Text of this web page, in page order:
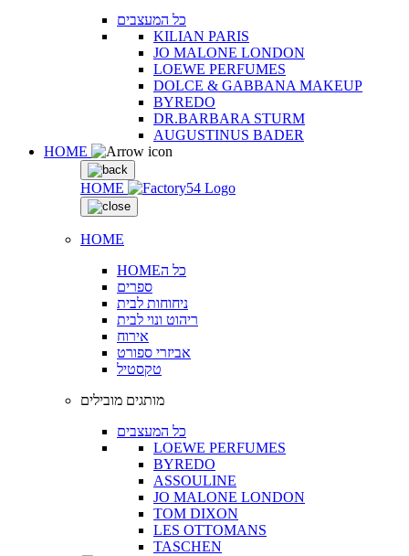
כל המעצבים
KILIAN PARIS
JO MALONE LONDON
LOEWE PERFUMES
DOLCE & GABBANA MAKEUP
BYREDO
DR.BARBARA STURM
AUGUSTINUS BADER
HOME
HOME
HOME
HOMEכל ה
ספרים
ניחוחות לבית
ריהוט ונוי לבית
אירוח
אביזרי ספורט
טקסטיל
מותגים מובילים
כל המעצבים
LOEWE PERFUMES
BYREDO
ASSOULINE
JO MALONE LONDON
TOM DIXON
LES OTTOMANS
TASCHEN